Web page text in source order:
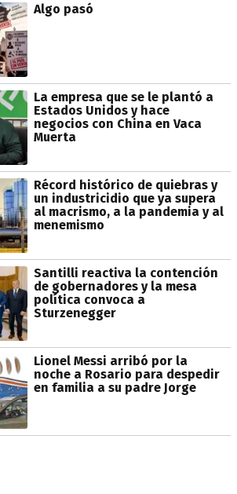
Algo pasó
La empresa que se le plantó a
Estados Unidos y hace
negocios con China en Vaca
Muerta
Récord histórico de quiebras y
un industricidio que ya supera
al macrismo, a la pandemia y al
menemismo
Santilli reactiva la contención
de gobernadores y la mesa
política convoca a
Sturzenegger
Lionel Messi arribó por la
noche a Rosario para despedir
en familia a su padre Jorge